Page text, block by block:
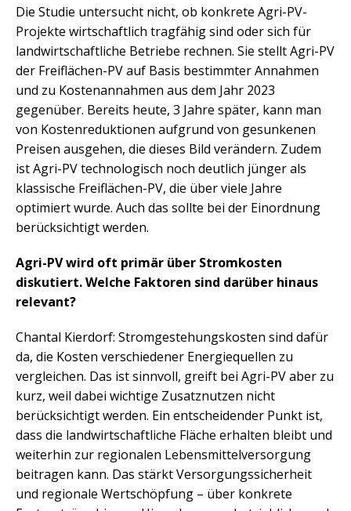
Die Studie untersucht nicht, ob konkrete Agri-PV-
Projekte wirtschaftlich tragfähig sind oder sich für
landwirtschaftliche Betriebe rechnen. Sie stellt Agri-PV
der Freiflächen-PV auf Basis bestimmter Annahmen
und zu Kostenannahmen aus dem Jahr 2023
gegenüber. Bereits heute, 3 Jahre später, kann man
von Kostenreduktionen aufgrund von gesunkenen
Preisen ausgehen, die dieses Bild verändern. Zudem
ist Agri-PV technologisch noch deutlich jünger als
klassische Freiflächen-PV, die über viele Jahre
optimiert wurde. Auch das sollte bei der Einordnung
berücksichtigt werden.
Agri-PV wird oft primär über Stromkosten
diskutiert. Welche Faktoren sind darüber hinaus
relevant?
Chantal Kierdorf: Stromgestehungskosten sind dafür
da, die Kosten verschiedener Energiequellen zu
vergleichen. Das ist sinnvoll, greift bei Agri-PV aber zu
kurz, weil dabei wichtige Zusatznutzen nicht
berücksichtigt werden. Ein entscheidender Punkt ist,
dass die landwirtschaftliche Fläche erhalten bleibt und
weiterhin zur regionalen Lebensmittelversorgung
beitragen kann. Das stärkt Versorgungssicherheit
und regionale Wertschöpfung – über konkrete